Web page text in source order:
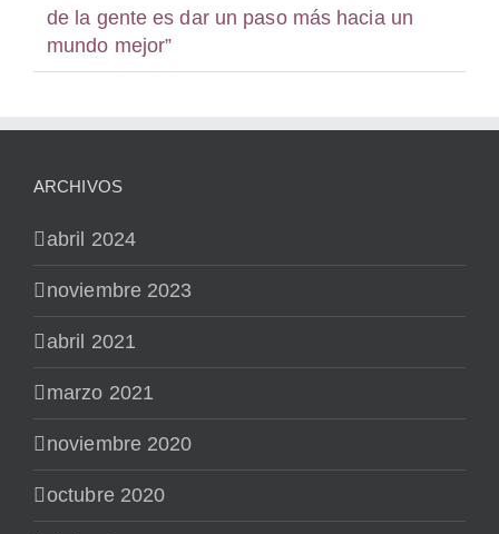
de la gente es dar un paso más hacia un
mundo mejor”
ARCHIVOS
abril 2024
noviembre 2023
abril 2021
marzo 2021
noviembre 2020
octubre 2020